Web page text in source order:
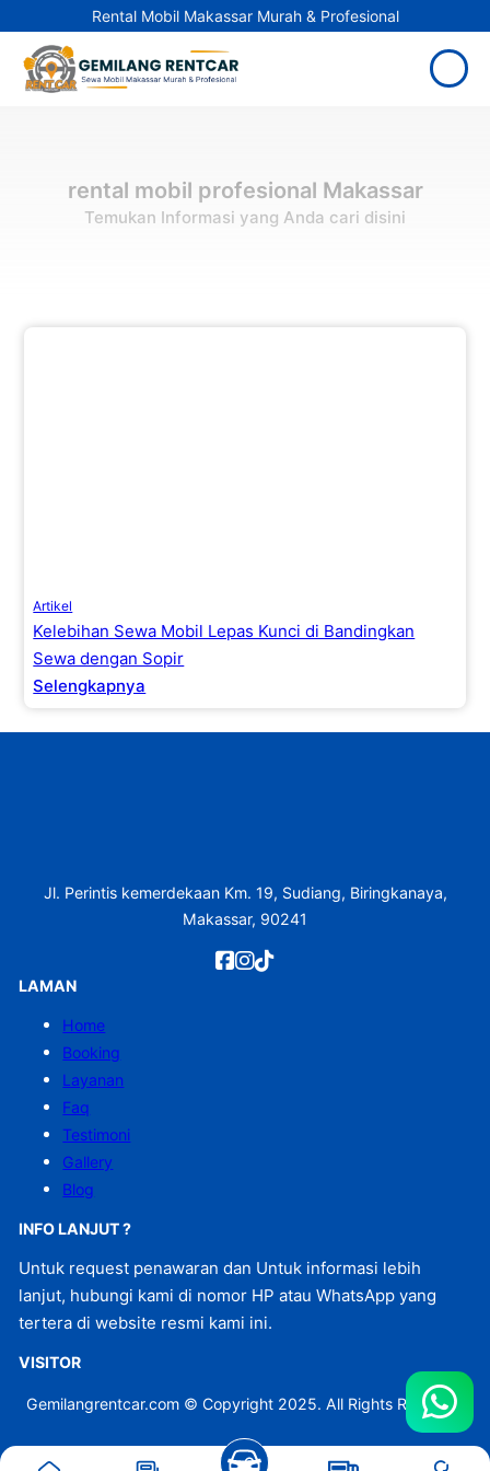
Rental Mobil Makassar Murah & Profesional
rental mobil profesional Makassar
Temukan Informasi yang Anda cari disini
Artikel
Kelebihan Sewa Mobil Lepas Kunci di Bandingkan
Sewa dengan Sopir
Selengkapnya
Jl. Perintis kemerdekaan Km. 19, Sudiang, Biringkanaya,
Makassar, 90241
LAMAN
Home
Booking
Layanan
Faq
Testimoni
Gallery
Blog
INFO LANJUT ?
Untuk request penawaran dan Untuk informasi lebih
lanjut, hubungi kami di nomor HP atau WhatsApp yang
tertera di website resmi kami ini.
VISITOR
Gemilangrentcar.com © Copyright 2025. All Rights Reserved